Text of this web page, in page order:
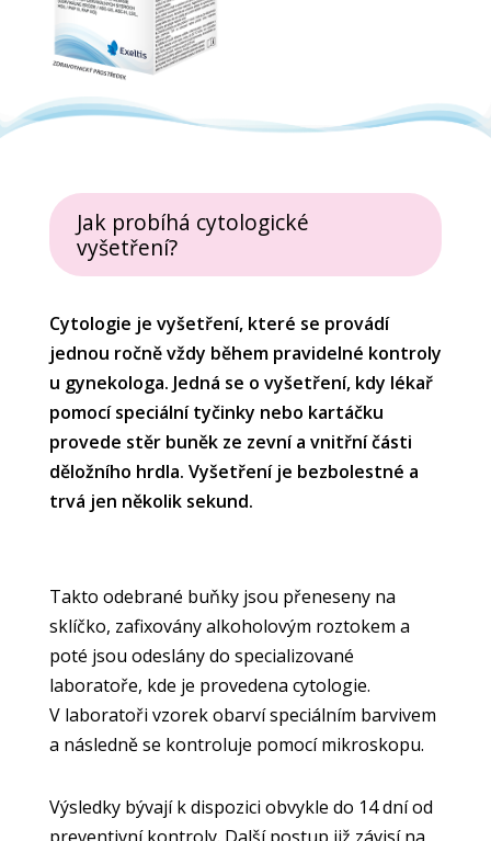
Jak probíhá cytologické
vyšetření?
Cytologie je vyšetření, které se provádí
jednou ročně vždy během pravidelné kontroly
u gynekologa. Jedná se o vyšetření, kdy lékař
pomocí speciální tyčinky nebo kartáčku
provede stěr buněk ze zevní a vnitřní části
děložního hrdla. Vyšetření je bezbolestné a
trvá jen několik sekund.
Takto odebrané buňky jsou přeneseny na
sklíčko, zafixovány alkoholovým roztokem a
poté jsou odeslány do specializované
laboratoře, kde je provedena cytologie.
V laboratoři vzorek obarví speciálním barvivem
a následně se kontroluje pomocí mikroskopu.
Výsledky bývají k dispozici obvykle do 14 dní od